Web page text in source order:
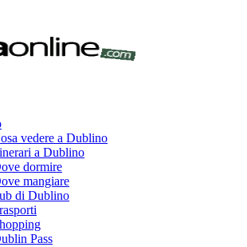
vedere a Dublino
a Dublino
dormire
mangiare
di Dublino
Pass